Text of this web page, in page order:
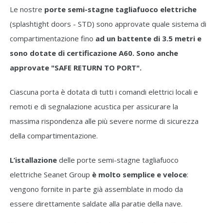
Le nostre porte semi-stagne tagliafuoco elettriche
(splashtight doors - STD) sono approvate quale sistema di
compartimentazione fino ad un battente di 3.5 metri e
sono dotate di certificazione A60. Sono anche
approvate "SAFE RETURN TO PORT".
Ciascuna porta è dotata di tutti i comandi elettrici locali e
remoti e di segnalazione acustica per assicurare la
massima rispondenza alle più severe norme di sicurezza
della compartimentazione.
L’istallazione delle porte semi-stagne tagliafuoco
elettriche Seanet Group è molto semplice e veloce:
vengono fornite in parte già assemblate in modo da
essere direttamente saldate alla paratie della nave.